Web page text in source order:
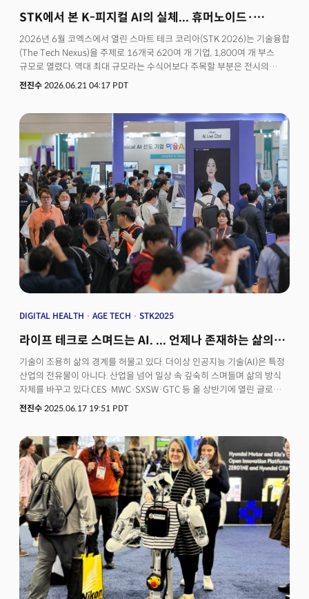
STK에서 본 K-피지컬 AI의 실체... 휴머노이드·
공간지능·스마트 안경
2026년 6월 코엑스에서 열린 스마트 테크 코리아(STK 2026)는 기술융합
(The Tech Nexus)을 주제로 16개국 620여 개 기업, 1,800여 개 부스
규모로 열렸다. 역대 최대 규모라는 수식어보다 주목할 부분은 전시의
무게중심이 이동했다는 사실이다. 2025년 행사가 헬스케어·웨어러블·XR
진입했음을 증명했다. AI, 빅데이터, 로보틱스, 스마트 물류, 보안, XR·
공간컴퓨팅이 하나의 기술 비즈니스 플랫폼으로 묶이며 제조·유통·소비
전 영역의 AI 전환을 한자리에서 보여준 셈이다.같은 시기 열린 코리아
메타버스 페스티벌(KMF 2026) 역시 XR·공간컴퓨팅·디지털트윈·AI가
하나의 흐름으로 연결되고 있음을 보여줬다. 필자는 기조강연에서 "AI는 더
이상 스크린 안에 머무르지 않는다"는 메시지를 전했다. 그 메시지를 가장
생생하게 증명한 것은 강연장이 아니라 전시장 그 자체였다. 층마다 펼쳐진
부스들은 AI가 어떻게 현실의 몸을 입고 있는지를 데이터가 아닌 실물로
보여주고 있었다.🚀 더밀크 멤버 가입하고 주 3~4회 뷰스레터 무료로
받아보기
전진수 2026.06.21 04:17 PDT
DIGITAL HEALTH AGE TECH STK2025
라이프 테크로 스며드는 AI. ... 언제나 존재하는 삶의
배경
기술이 조용히 삶의 경계를 허물고 있다. 더이상 인공지능 기술(AI)은 특정
산업의 전유물이 아니다. 산업을 넘어 일상 속 깊숙히 스며들며 삶의 방식
자체를 바꾸고 있다.CES·MWC·SXSW·GTC 등 올 상반기에 열린 글로벌
기술 박람회에서는 하나의 흐름을 공유했다. 기술은 이제 기능 중심에서
변화의 흐름을 체감할 수 있는 현장이었다. 가전과 모바일을 넘어 건강,
안전, 고령화, 웰빙 등 다양한 삶의 문제에 기술이 답을 제시하고 있었다.
AI는 이제 ‘필요한 순간’이 아니라 ‘항상 존재하는 배경’으로 자리잡고
있다.CES를 시작으로 MWC, SXSW, GTC, 그리고 STK까지, 2025년 주요
글로벌 테크쇼에서 포착된 기술의 흐름을 ‘일상을 재정의하는 5가지
라이프테크 트렌드’로 정리해봤다.
전진수 2025.06.17 19:51 PDT